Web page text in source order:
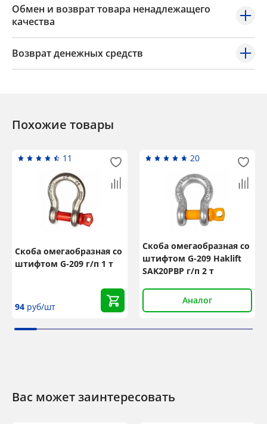
Обмен и возврат товара ненадлежащего
качества
Возврат денежных средств
Похожие товары
11
Скоба омегаобразная со
штифтом G-209 г/п 1 т
94 руб/шт
20
Скоба омегаобразная со
штифтом G-209 Haklift
SAK20PBP г/п 2 т
Аналог
Вас может заинтересовать